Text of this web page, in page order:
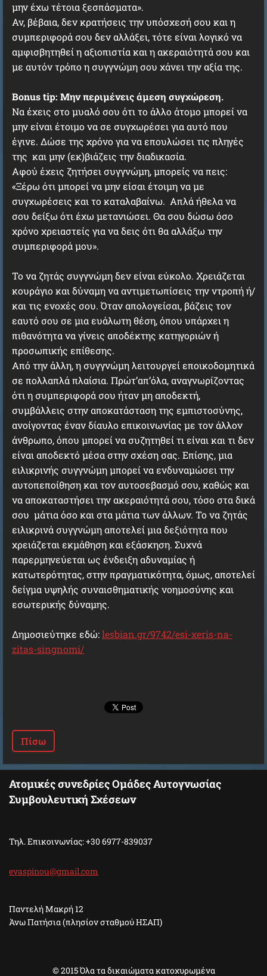
μην έχω τέτοια ξεσπάσματα».
Αν, βέβαια, δεν κρατήσεις την υπόσχεσή σου και η
συμπεριφορά σου δεν αλλάξει, τότε είναι λογικό να
αμφισβητηθεί η αξιοπιστία και η ακεραιότητά σου και
με αυτόν τρόπο η συγγνώμη σου χάνει την αξία της.
Bonus tip: Μην περιμένεις άμεση συγχώρεση.
Να έχεις στο μυαλό σου ότι το άλλο άτομο μπορεί να
μην είναι έτοιμο να σε συγχωρέσει για αυτό που
έγινε. Δώσε της χρόνο για να επουλώσει τις πληγές
της και μην (εκ)βιάζεις την διαδικασία.
Αφού έχεις ζητήσει συγγνώμη, μπορείς να πεις:
«Ξέρω ότι μπορεί να μην είσαι έτοιμη να με
συγχωρέσεις και το καταλαβαίνω. Απλά ήθελα να
σου δείξω ότι έχω μετανιώσει. Θα σου δώσω όσο
χρόνο χρειαστείς για να δεις ότι θα αλλάξω την
συμπεριφορά μου».
Το να ζητάς συγγνώμη δεν είναι εύκολο. Χρειάζεται
κουράγιο και δύναμη να αντιμετωπίσεις την ντροπή ή/
και τις ενοχές σου. Όταν απολογείσαι, βάζεις τον
εαυτό σου σε μια ευάλωτη θέση, όπου υπάρχει η
πιθανότητα να γίνεις αποδέκτης κατηγοριών ή
προσωπικής επίθεσης.
Από την άλλη, η συγγνώμη λειτουργεί εποικοδομητικά
σε πολλαπλά πλαίσια. Πρώτ’απ’όλα, αναγνωρίζοντας
ότι η συμπεριφορά σου ήταν μη αποδεκτή,
συμβάλλεις στην αποκατάσταση της εμπιστοσύνης,
ανοίγοντας έναν δίαυλο επικοινωνίας με τον άλλον
άνθρωπο, όπου μπορεί να συζητηθεί τι είναι και τι δεν
είναι αποδεκτό μέσα στην σχέση σας. Επίσης, μια
ειλικρινής συγγνώμη μπορεί να ενδυναμώσει την
αυτοπεποίθηση και τον αυτοσεβασμό σου, καθώς και
να αποκαταστήσει την ακεραιότητά σου, τόσο στα δικά
σου μάτια όσο και στα μάτια των άλλων. Το να ζητάς
ειλικρινά συγγνώμη αποτελεί μια δεξιότητα που
χρειάζεται εκμάθηση και εξάσκηση. Συχνά
παρερμηνεύεται ως ένδειξη αδυναμίας ή
κατωτερότητας, στην πραγματικότητα, όμως, αποτελεί
δείγμα υψηλής συναισθηματικής νοημοσύνης και
εσωτερικής δύναμης.
Δημοσιεύτηκε εδώ:lesbian.gr/9742/esi-xeris-na-
zitas-singnomi/
Πίσω
Ατομικές συνεδρίες Ομάδες Αυτογνωσίας
Συμβουλευτική Σχέσεων
Τηλ. Επικοινωνίας: +30 6977-839037
evaspinou@gmail.com
Παντελή Μακρή 12
Άνω Πατήσια (πλησίον σταθμού ΗΣΑΠ)
© 2015 Όλα τα δικαιώματα κατοχυρωμένα